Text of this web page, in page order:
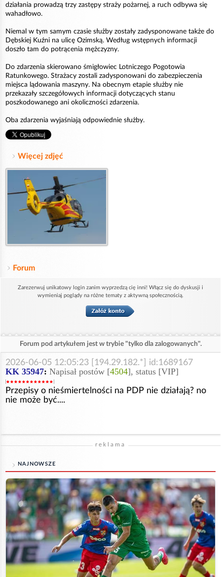
działania prowadzą trzy zastępy straży pożarnej, a ruch odbywa się
wahadłowo.
Niemal w tym samym czasie służby zostały zadysponowane także do
Dębskiej Kuźni na ulicę Ozimską. Według wstępnych informacji
doszło tam do potrącenia mężczyzny.
Do zdarzenia skierowano śmigłowiec Lotniczego Pogotowia
Ratunkowego. Strażacy zostali zadysponowani do zabezpieczenia
miejsca lądowania maszyny. Na obecnym etapie służby nie
przekazały szczegółowych informacji dotyczących stanu
poszkodowanego ani okoliczności zdarzenia.
Oba zdarzenia wyjaśniają odpowiednie służby.
Więcej zdjęć
Forum
Zarezerwuj unikatowy login zanim wyprzedzą cię inni! Włącz się do dyskusji i
wymieniaj poglądy na różne tematy z aktywną społecznością.
Forum pod artykułem jest w trybie "tylko dla zalogowanych".
2026-06-05 12:05:23 [194.29.182.*] id:1689167
KK 35947: Napisał postów [4504], status [VIP]
Przepisy o nieśmiertelności na PDP nie działają? no
nie może być....
reklama
NAJNOWSZE